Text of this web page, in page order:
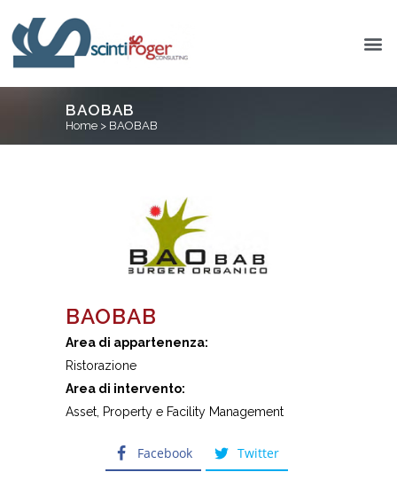
BAOBAB
Home > BAOBAB
BAOBAB
Area di appartenenza:
Ristorazione
Area di intervento:
Asset, Property e Facility Management
Facebook Twitter